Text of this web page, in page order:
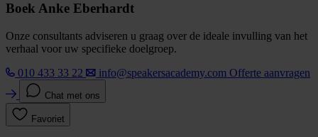
Boek Anke Eberhardt
Onze consultants adviseren u graag over de ideale invulling van het
verhaal voor uw specifieke doelgroep.
010 433 33 22
info@speakersacademy.com Offerte aanvragen
Chat met ons
Favoriet